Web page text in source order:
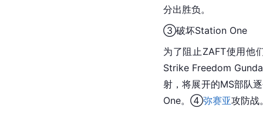
分出胜负。
③破坏Station One
为了阻止ZAFT使用他
Strike Freedom
射，将展开的MS部队
One。④弥赛亚攻防战